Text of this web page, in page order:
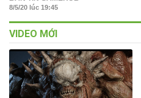
8/5/20 lúc 19:45
VIDEO MỚI